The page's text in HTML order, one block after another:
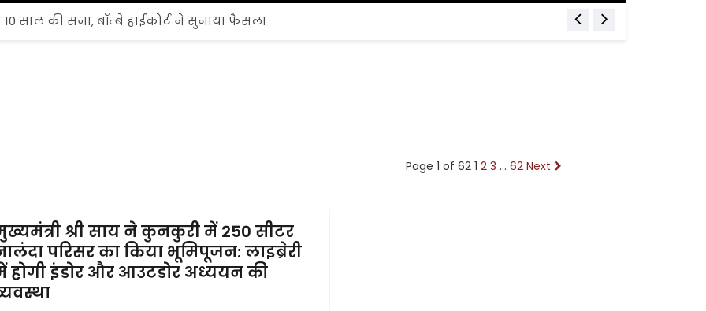
साल की सजा, बॉम्बे हाईकोर्ट ने सुनाया फैसला
श्री साय ने कुनकुरी में 250 सीटर
परिसर का किया भूमिपूजन: लाइब्रेरी
होगी इंडोर और आउटडोर अध्ययन की
Page 1 of 62 1 2 3 … 62 Next